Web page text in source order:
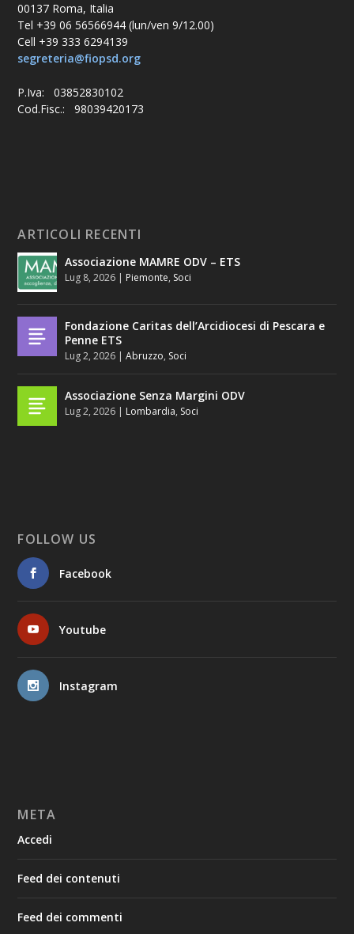
00137 Roma, Italia
Tel +39 06 56566944 (lun/ven 9/12.00)
Cell +39 333 6294139
segreteria@fiopsd.org
P.Iva: 03852830102
Cod.Fisc.: 98039420173
ARTICOLI RECENTI
Associazione MAMRE ODV – ETS
Lug 8, 2026 | Piemonte, Soci
Fondazione Caritas dell’Arcidiocesi di Pescara e
Penne ETS
Lug 2, 2026 |Abruzzo, Soci
Associazione Senza Margini ODV
Lug 2, 2026 | Lombardia, Soci
FOLLOW US
Facebook
Youtube
Instagram
META
Accedi
Feed dei contenuti
Feed dei commenti